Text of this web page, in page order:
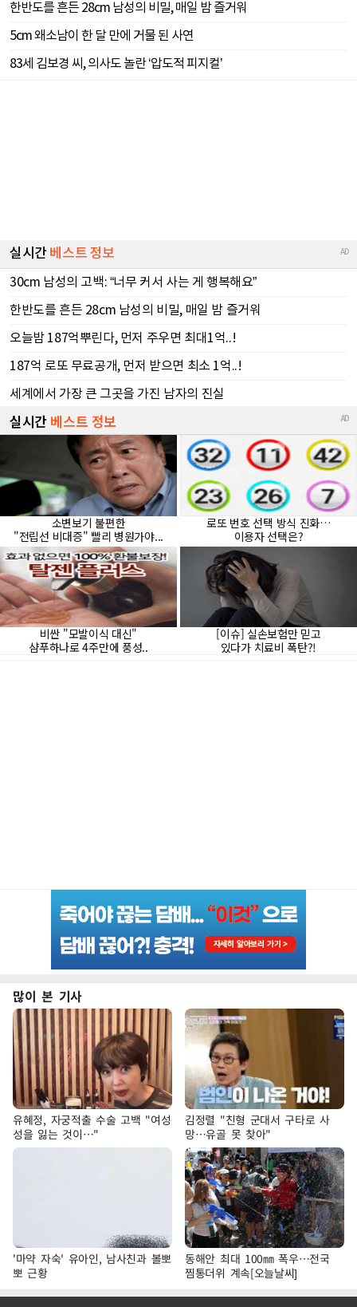
많이 본 기사
유혜정, 자궁적출 수술 고백 "여성
성을 잃는 것이…"
김정렬 "친형 군대서 구타로 사
망…유골 못 찾아"
'마약 자숙' 유아인, 남사친과 볼뽀
뽀 근황
동해안 최대 100㎜ 폭우…전국
찜통더위 계속[오늘날씨]